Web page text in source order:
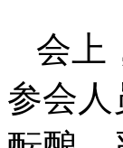
会上
参会